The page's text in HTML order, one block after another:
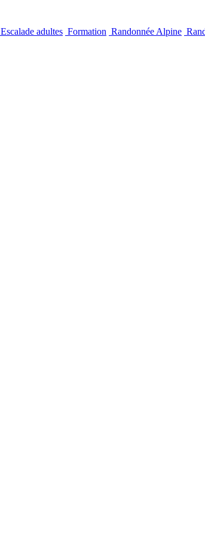
Escalade adultes Formation Randonnée Alpine